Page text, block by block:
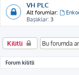
VH PLC
Alt forumlar:
Başlıklar: 3
Kilitli
Forum kilitli